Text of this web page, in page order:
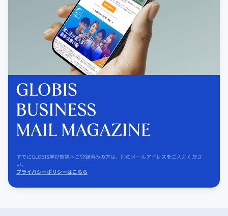
すでにGLOBIS学び放題へご登録済みの方は、別のメールアドレスをご入力くださ
い。
プライバシーポリシーはこちら